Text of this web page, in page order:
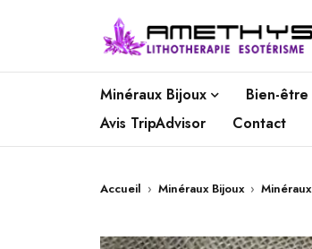
Minéraux Bijoux Bien-être
Avis TripAdvisor
Contact
Accueil › Minéraux Bijoux › Minéraux